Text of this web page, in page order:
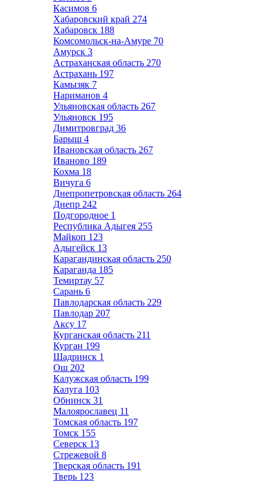
Касимов 6
Хабаровский край 274
Хабаровск 188
Комсомольск-на-Амуре 70
Амурск 3
Астраханская область 270
Астрахань 197
Камызяк 7
Нариманов 4
Ульяновская область 267
Ульяновск 195
Димитровград 36
Барыш 4
Ивановская область 267
Иваново 189
Кохма 18
Вичуга 6
Днепропетровская область 264
Днепр 242
Подгородное 1
Республика Адыгея 255
Майкоп 123
Адыгейск 13
Карагандинская область 250
Караганда 185
Темиртау 57
Сарань 6
Павлодарская область 229
Павлодар 207
Аксу 17
Курганская область 211
Курган 199
Шадринск 1
Ош 202
Калужская область 199
Калуга 103
Обнинск 31
Малоярославец 11
Томская область 197
Томск 155
Северск 13
Стрежевой 8
Тверская область 191
Тверь 123